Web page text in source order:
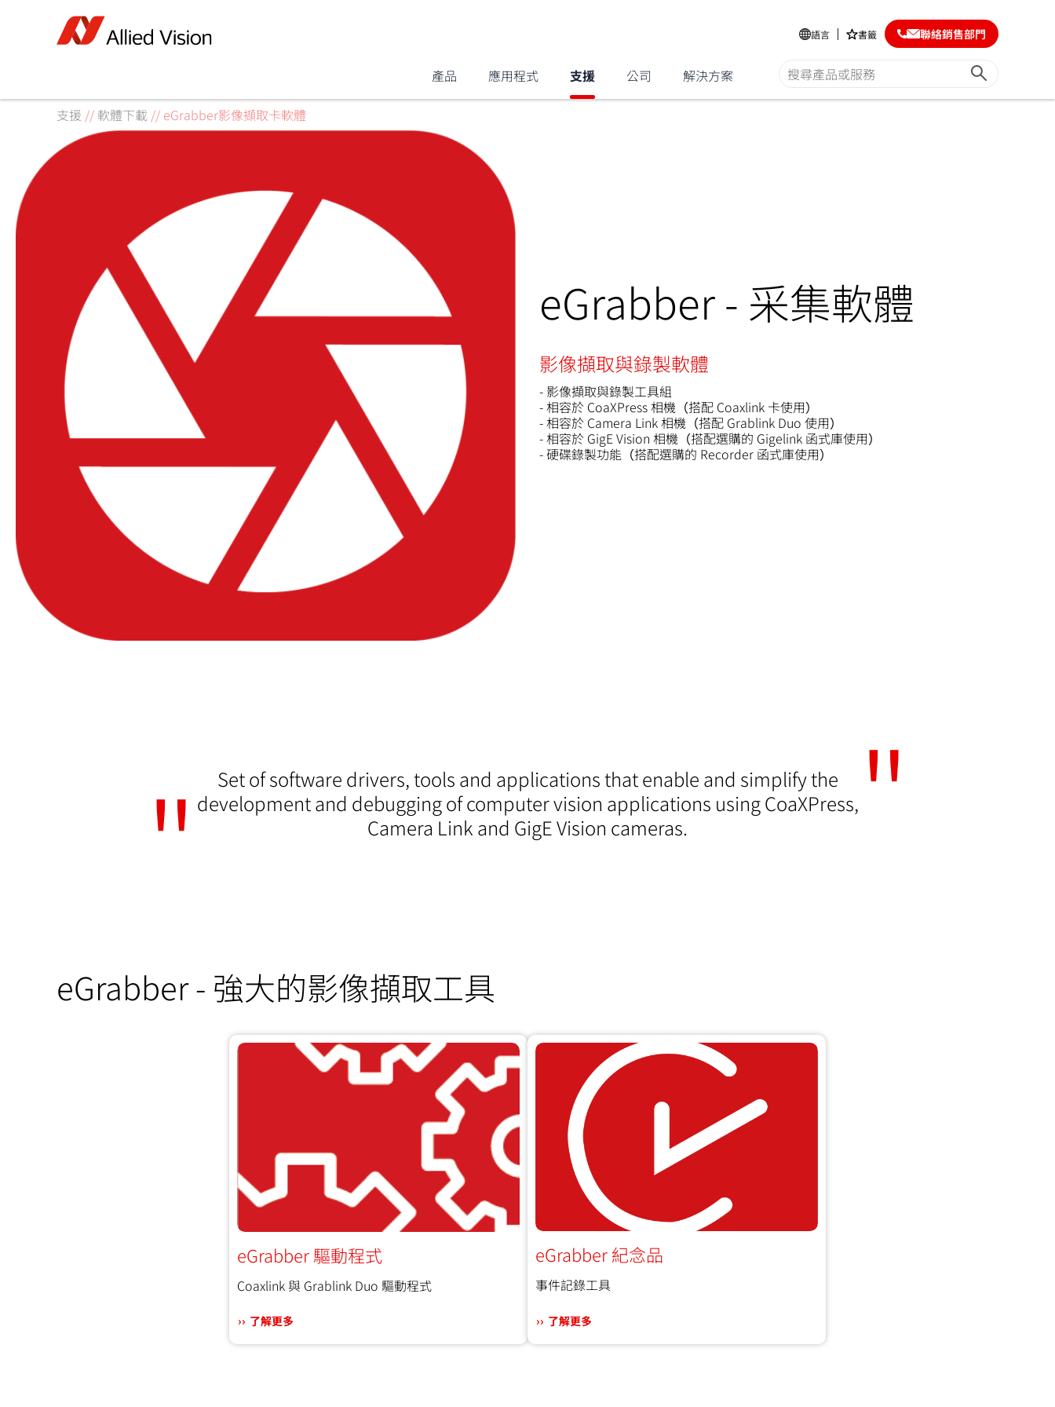
語言 書籤 聯絡銷售部門
產品 應用程式 支援 公司 解決方案
支援 // 軟體下載 // eGrabber影像擷取卡軟體
eGrabber - 采集軟體
影像擷取與錄製軟體
- 影像擷取與錄製工具組
- 相容於 CoaXPress 相機（搭配 Coaxlink 卡使用）
- 相容於 Camera Link 相機（搭配 Grablink Duo 使用）
- 相容於 GigE Vision 相機（搭配選購的 Gigelink 函式庫使用）
- 硬碟錄製功能（搭配選購的 Recorder 函式庫使用）
Set of software drivers, tools and applications that enable and simplify the
development and debugging of computer vision applications using CoaXPress,
Camera Link and GigE Vision cameras.
eGrabber - 強大的影像擷取工具
eGrabber 驅動程式
Coaxlink 與 Grablink Duo 驅動程式
了解更多
eGrabber 紀念品
事件記錄工具
了解更多